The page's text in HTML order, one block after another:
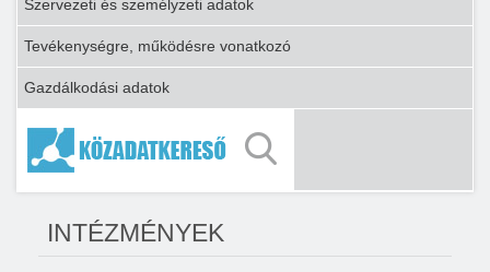
Szervezeti és személyzeti adatok
Tevékenységre, működésre vonatkozó
Gazdálkodási adatok
INTÉZMÉNYEK